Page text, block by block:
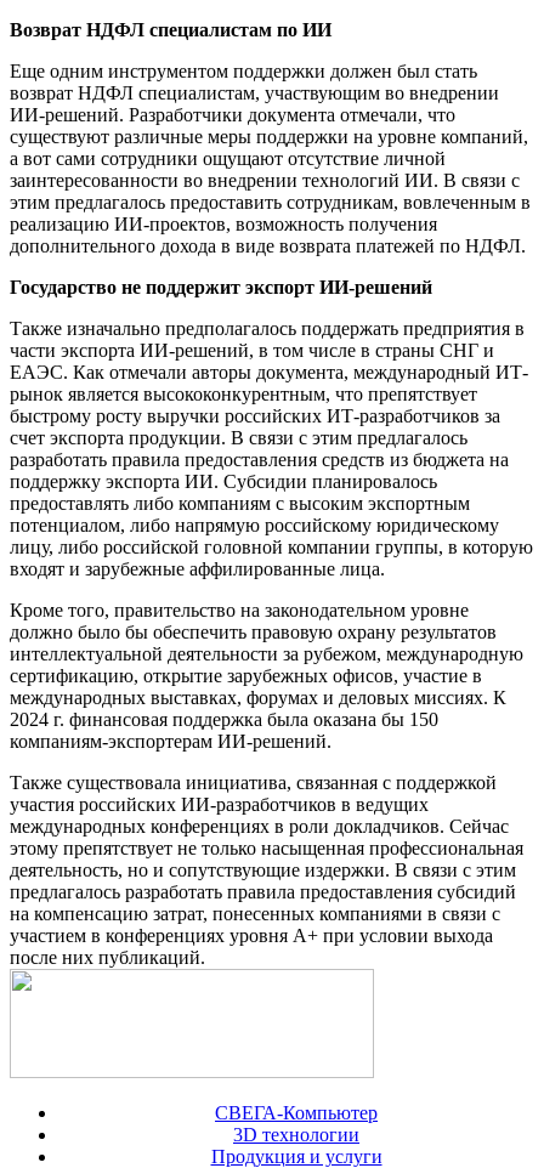
Возврат НДФЛ специалистам по ИИ
Еще одним инструментом поддержки должен был стать
возврат НДФЛ специалистам, участвующим во внедрении
ИИ-решений. Разработчики документа отмечали, что
существуют различные меры поддержки на уровне компаний,
а вот сами сотрудники ощущают отсутствие личной
заинтересованности во внедрении технологий ИИ. В связи с
этим предлагалось предоставить сотрудникам, вовлеченным в
реализацию ИИ-проектов, возможность получения
дополнительного дохода в виде возврата платежей по НДФЛ.
Государство не поддержит экспорт ИИ-решений
Также изначально предполагалось поддержать предприятия в
части экспорта ИИ-решений, в том числе в страны СНГ и
ЕАЭС. Как отмечали авторы документа, международный ИТ-
рынок является высококонкурентным, что препятствует
быстрому росту выручки российских ИТ-разработчиков за
счет экспорта продукции. В связи с этим предлагалось
разработать правила предоставления средств из бюджета на
поддержку экспорта ИИ. Субсидии планировалось
предоставлять либо компаниям с высоким экспортным
потенциалом, либо напрямую российскому юридическому
лицу, либо российской головной компании группы, в которую
входят и зарубежные аффилированные лица.
Кроме того, правительство на законодательном уровне
должно было бы обеспечить правовую охрану результатов
интеллектуальной деятельности за рубежом, международную
сертификацию, открытие зарубежных офисов, участие в
международных выставках, форумах и деловых миссиях. К
2024 г. финансовая поддержка была оказана бы 150
компаниям-экспортерам ИИ-решений.
Также существовала инициатива, связанная с поддержкой
участия российских ИИ-разработчиков в ведущих
международных конференциях в роли докладчиков. Сейчас
этому препятствует не только насыщенная профессиональная
деятельность, но и сопутствующие издержки. В связи с этим
предлагалось разработать правила предоставления субсидий
на компенсацию затрат, понесенных компаниями в связи с
участием в конференциях уровня A+ при условии выхода
после них публикаций.
СВЕГА-Компьютер
3D технологии
Продукция и услуги